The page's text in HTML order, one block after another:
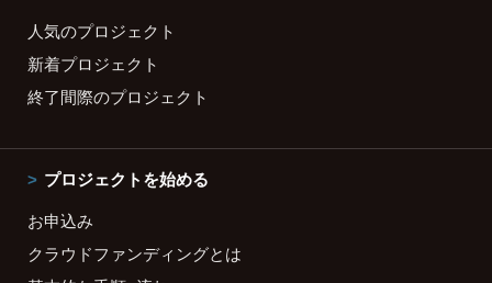
人気のプロジェクト
新着プロジェクト
終了間際のプロジェクト
プロジェクトを始める
お申込み
クラウドファンディングとは